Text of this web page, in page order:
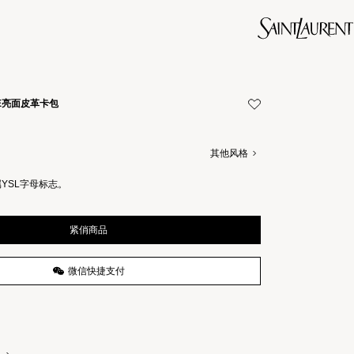
面皮革卡包
其他风格
字母标志。
紧俏商品
微信快捷支付